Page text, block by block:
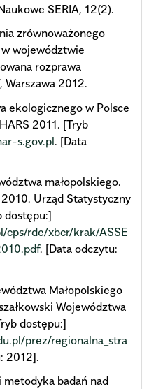
SERIA, 12(2).
zrównoważonego
województwie
rozprawa
Warszawa 2012.
ekologicznego w Polsce
2011. [Tryb
s.gov.pl. [Data
małopolskiego.
Urząd Statystyczny
dostępu:]
cps/rde/xbcr/krak/ASSE
. [Data odczytu:
Małopolskiego
Województwa
dostępu:]
prez/regionalna_stra
2012].
badań nad